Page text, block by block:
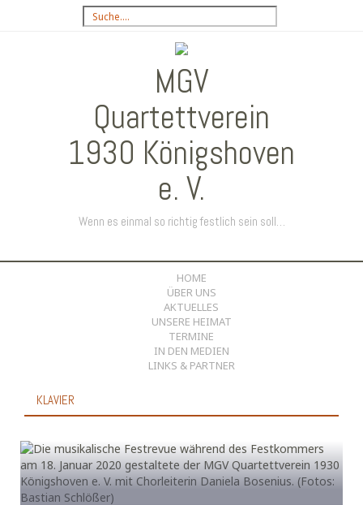
Suchbegriff
eingeben:
MGV
Quartettverein
1930 Königshoven
e. V.
Wenn es einmal so richtig festlich sein soll…
SKIP
TO
CONTENT
HOME
ÜBER UNS
AKTUELLES
UNSERE HEIMAT
TERMINE
IN DEN MEDIEN
LINKS & PARTNER
KLAVIER